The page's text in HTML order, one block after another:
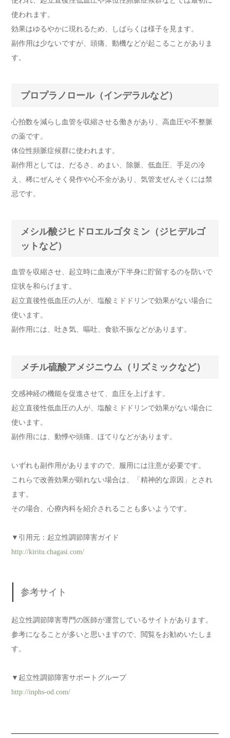
使われます。
効果はゆるやかに現れるため、しばらくは様子を見ます。
副作用は少ないですが、頭痛、動機などが起こることがありま
す。
プロプラノロール（インデラルなど）
心拍数を減らし血管を収縮させる働きがあり、高血圧や不整脈
の薬です。
体位性頻脈症候群に使われます。
副作用としては、だるさ、めまい、除脈、低血圧、手足の冷
え、稀にぜんそく発作や心不全があり、気管支ぜんそくには禁
忌です。
メシル酸ジヒドロエルゴタミン（ジヒデルゴ
ットなど）
血管を収縮させ、起立時に血液が下半身に貯留するのを防いで
症状を和らげます。
起立直後性低血圧の人が、塩酸ミドドリンで効果がない場合に
使います。
副作用には、吐き気、嘔吐、食欲不振などがあります。
メチル硫酸アメジニウム（リズミックなど）
交感神経の機能を促進させて、血圧を上げます。
起立直後性低血圧の人が、塩酸ミドドリンで効果がない場合に
使います。
副作用には、動悸や頭痛、ほてりなどがあります。
いずれも副作用がありますので、服用には注意が必要です。
これらで改善効果が顕れない場合は、「精神的な原因」とされ
ます。
その場合、心療内科を紹介されることも多いようです。
▼引用元：起立性調節障害ガイド
http://kiritu.chagasi.com/
参考サイト
起立性調節障害専門の医師が運営しているサイトがあります。
参考になることが多いと思いますので、閲覧をお勧めいたしま
す。
▼起立性調節障害サポートグループ
http://inphs-od.com/